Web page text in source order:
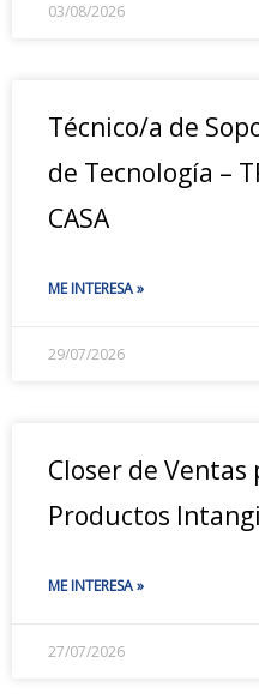
03/08/2026
Técnico/a de
de Tecnología –
CASA
ME INTERESA »
29/07/2026
Closer de Ventas
Productos
ME INTERESA »
27/07/2026